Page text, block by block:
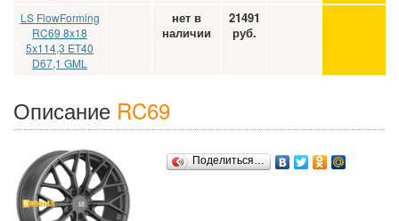
LS FlowForming
RC69 8x18
5x114,3 ET40
D67,1 GML
нет в
наличии
21491
руб.
Описание RC69
Поделиться…